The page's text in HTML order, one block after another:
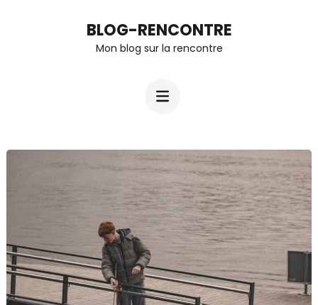
BLOG-RENCONTRE
Mon blog sur la rencontre